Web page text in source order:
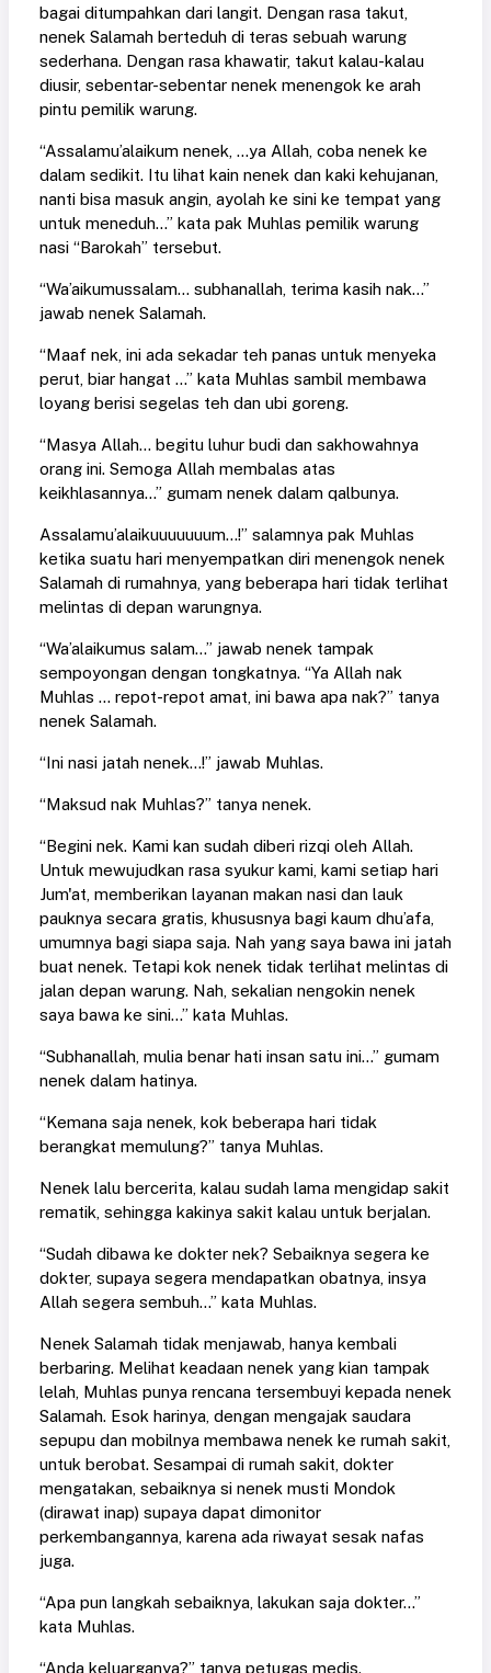
bagai ditumpahkan dari langit. Dengan rasa takut,
nenek Salamah berteduh di teras sebuah warung
sederhana. Dengan rasa khawatir, takut kalau-kalau
diusir, sebentar-sebentar nenek menengok ke arah
pintu pemilik warung.
“Assalamu’alaikum nenek, ...ya Allah, coba nenek ke
dalam sedikit. Itu lihat kain nenek dan kaki kehujanan,
nanti bisa masuk angin, ayolah ke sini ke tempat yang
untuk meneduh...” kata pak Muhlas pemilik warung
nasi “Barokah” tersebut.
“Wa’aikumussalam... subhanallah, terima kasih nak...”
jawab nenek Salamah.
“Maaf nek, ini ada sekadar teh panas untuk menyeka
perut, biar hangat ...” kata Muhlas sambil membawa
loyang berisi segelas teh dan ubi goreng.
“Masya Allah... begitu luhur budi dan sakhowahnya
orang ini. Semoga Allah membalas atas
keikhlasannya...” gumam nenek dalam qalbunya.
Assalamu’alaikuuuuuuum...!” salamnya pak Muhlas
ketika suatu hari menyempatkan diri menengok nenek
Salamah di rumahnya, yang beberapa hari tidak terlihat
melintas di depan warungnya.
“Wa’alaikumus salam...” jawab nenek tampak
sempoyongan dengan tongkatnya. “Ya Allah nak
Muhlas ... repot-repot amat, ini bawa apa nak?” tanya
nenek Salamah.
“Ini nasi jatah nenek...!” jawab Muhlas.
“Maksud nak Muhlas?” tanya nenek.
“Begini nek. Kami kan sudah diberi rizqi oleh Allah.
Untuk mewujudkan rasa syukur kami, kami setiap hari
Jum'at, memberikan layanan makan nasi dan lauk
pauknya secara gratis, khususnya bagi kaum dhu’afa,
umumnya bagi siapa saja. Nah yang saya bawa ini jatah
buat nenek. Tetapi kok nenek tidak terlihat melintas di
jalan depan warung. Nah, sekalian nengokin nenek
saya bawa ke sini...” kata Muhlas.
“Subhanallah, mulia benar hati insan satu ini...” gumam
nenek dalam hatinya.
“Kemana saja nenek, kok beberapa hari tidak
berangkat memulung?” tanya Muhlas.
Nenek lalu bercerita, kalau sudah lama mengidap sakit
rematik, sehingga kakinya sakit kalau untuk berjalan.
“Sudah dibawa ke dokter nek? Sebaiknya segera ke
dokter, supaya segera mendapatkan obatnya, insya
Allah segera sembuh...” kata Muhlas.
Nenek Salamah tidak menjawab, hanya kembali
berbaring. Melihat keadaan nenek yang kian tampak
lelah, Muhlas punya rencana tersembuyi kepada nenek
Salamah. Esok harinya, dengan mengajak saudara
sepupu dan mobilnya membawa nenek ke rumah sakit,
untuk berobat. Sesampai di rumah sakit, dokter
mengatakan, sebaiknya si nenek musti Mondok
(dirawat inap) supaya dapat dimonitor
perkembangannya, karena ada riwayat sesak nafas
juga.
“Apa pun langkah sebaiknya, lakukan saja dokter...”
kata Muhlas.
“Anda keluarganya?” tanya petugas medis.